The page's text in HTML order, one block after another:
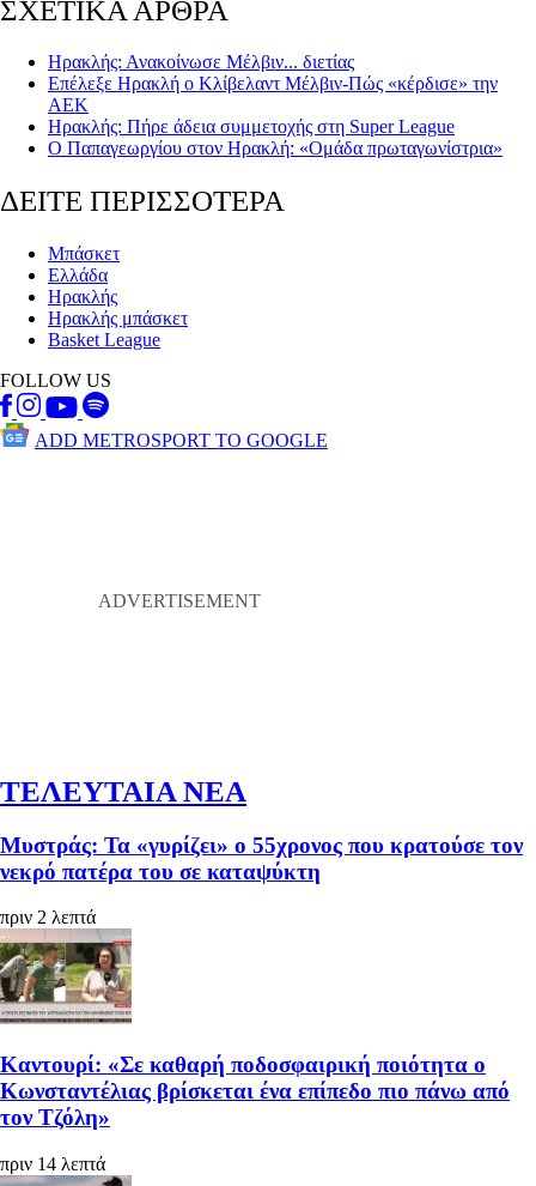
ΣΧΕΤΙΚΑ ΑΡΘΡΑ
Ηρακλής: Ανακοίνωσε Μέλβιν... διετίας
Επέλεξε Ηρακλή ο Κλίβελαντ Μέλβιν-Πώς «κέρδισε» την
ΑΕΚ
Ηρακλής: Πήρε άδεια συμμετοχής στη Super League
Ο Παπαγεωργίου στον Ηρακλή: «Ομάδα πρωταγωνίστρια»
ΔΕΙΤΕ ΠΕΡΙΣΣΟΤΕΡΑ
Μπάσκετ
Ελλάδα
Ηρακλής
Ηρακλής μπάσκετ
Basket League
FOLLOW US
ADD METROSPORT TO GOOGLE
ΤΕΛΕΥΤΑΙΑ ΝΕΑ
Μυστράς: Τα «γυρίζει» ο 55χρονος που κρατούσε τον
νεκρό πατέρα του σε καταψύκτη
πριν 2 λεπτά
Καντουρί: «Σε καθαρή ποδοσφαιρική ποιότητα ο
Κωνσταντέλιας βρίσκεται ένα επίπεδο πιο πάνω από
τον Τζόλη»
πριν 14 λεπτά